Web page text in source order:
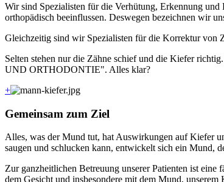
Wir sind Spezialisten für die Verhütung, Erkennung
orthopädisch beeinflussen. Deswegen bezeichnen wir
Gleichzeitig sind wir Spezialisten für die Korrektur von
Selten stehen nur die Zähne schief und die Kiefer
UND ORTHODONTIE". Alles klar?
+
Gemeinsam zum Ziel
Alles, was der Mund tut, hat Auswirkungen auf Kiefer
saugen und schlucken kann, entwickelt sich ein Mund,
Zur ganzheitlichen Betreuung unserer Patienten ist
dem Gesicht und insbesondere mit dem Mund, unserem